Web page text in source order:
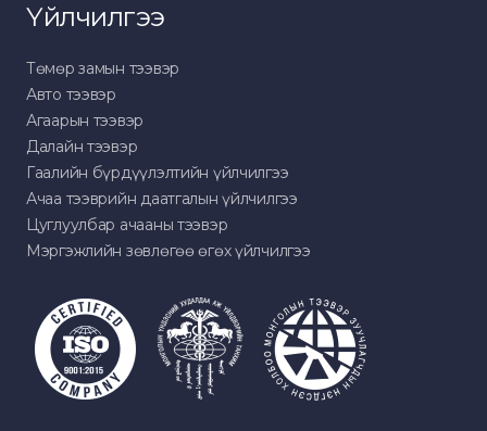
Үйлчилгээ
Төмөр замын тээвэр
Авто тээвэр
Агаарын тээвэр
Далайн тээвэр
Гаалийн бүрдүүлэлтийн үйлчилгээ
Ачаа тээврийн даатгалын үйлчилгээ
Цуглуулбар ачааны тээвэр
Мэргэжлийн зөвлөгөө өгөх үйлчилгээ